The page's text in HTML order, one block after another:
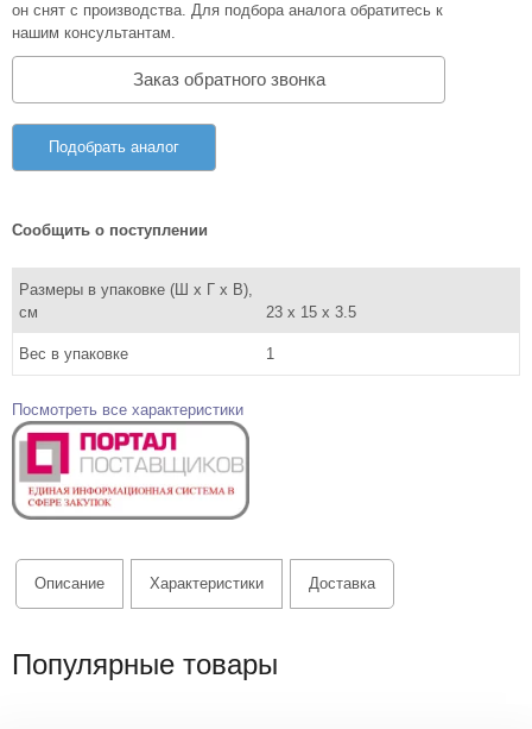
он снят с производства. Для подбора аналога обратитесь к
нашим консультантам.
Заказ обратного звонка
Подобрать аналог
Сообщить о поступлении
Размеры в упаковке (Ш x Г x В),
см
23 x 15 x 3.5
Вес в упаковке 1
Посмотреть все характеристики
Описание Характеристики Доставка
Популярные товары